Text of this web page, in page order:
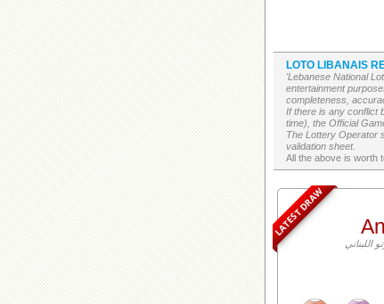
LOTO LIBANAIS
'Lebanese National
entertainment
completeness,
If there is any conflict
time), the Official
The Lottery Operator
validation sheet.
LATEST DRAW